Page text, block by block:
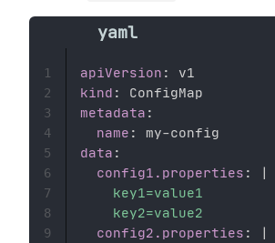
apiVersion :
kind :
metadata :
name : my-
data :
config1.properties :
|
    key1=value1
    key2=value2
config2.properties :
|
1
2
3
4
5
6
7
8
9